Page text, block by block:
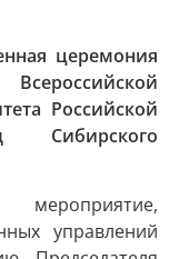
церемония
Российской
управлений